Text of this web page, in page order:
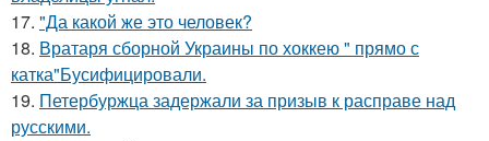
17. "Да какой же это человек?
18. Вратаря сборной Украины по хоккею " прямо с
катка"Бусифицировали.
19. Петербуржца задержали за призыв к расправе над
русскими.